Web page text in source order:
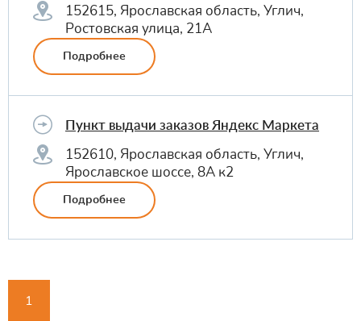
152615, Ярославская область, Углич,
Ростовская улица, 21А
Подробнее
Пункт выдачи заказов Яндекс Маркета
152610, Ярославская область, Углич,
Ярославское шоссе, 8А к2
Подробнее
1